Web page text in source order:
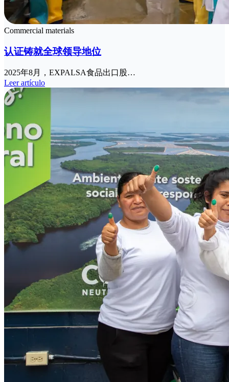
Commercial materials
认证铸就全球领导地位
2025年8月，EXPALSA食品出口股…
Leer artículo